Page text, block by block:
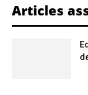
Articles